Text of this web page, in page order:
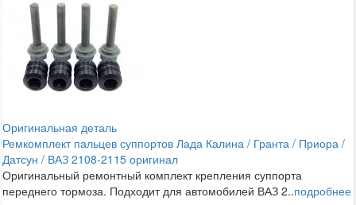
Оригинальная деталь
Ремкомплект пальцев суппортов Лада Калина / Гранта / Приора /
Датсун / ВАЗ 2108-2115 оригинал
Оригинальный ремонтный комплект крепления суппорта
переднего тормоза. Подходит для автомобилей ВАЗ 2..подробнее